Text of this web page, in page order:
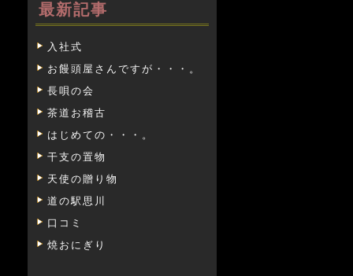
最新記事
入社式
お饅頭屋さんですが・・・。
長唄の会
茶道お稽古
はじめての・・・。
干支の置物
天使の贈り物
道の駅思川
口コミ
焼おにぎり